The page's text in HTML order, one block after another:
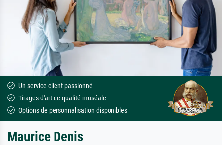
Un service client passionné
Tirages d'art de qualité muséale
Options de personnalisation disponibles
Maurice Denis